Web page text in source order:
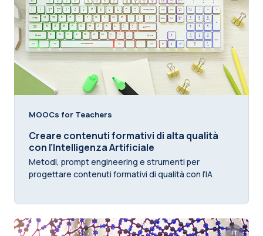
MOOCs for Teachers
Creare contenuti formativi di alta qualità
con l’Intelligenza Artificiale
Metodi, prompt engineering e strumenti per
progettare contenuti formativi di qualità con l’IA
IT